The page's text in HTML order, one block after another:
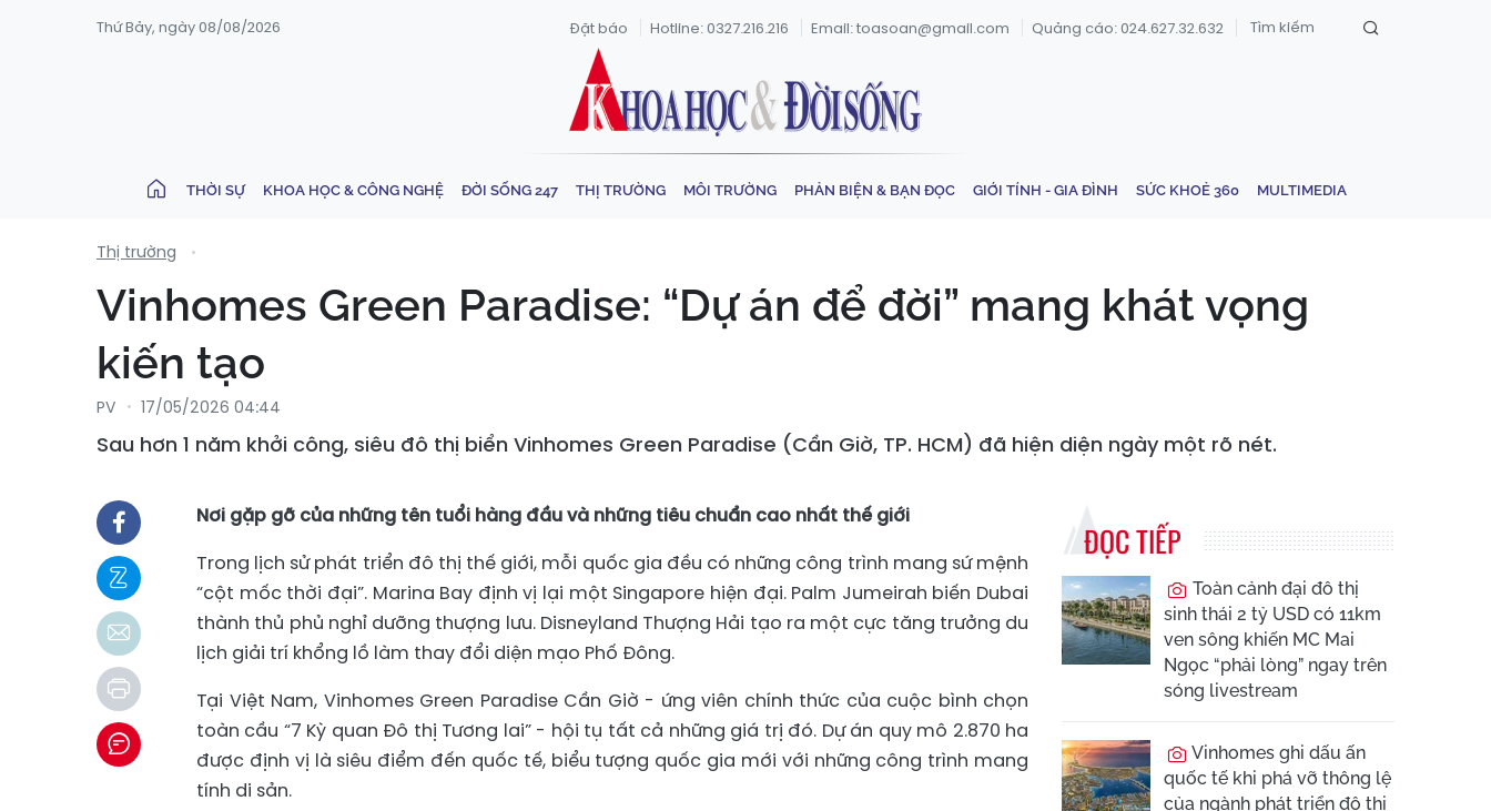
Thứ Bảy, ngày 08/08/2026 Đặt báo Hotline: 0327.216.216 Email: toasoan@gmail.com Quảng cáo: 024.627.32.632
THỜI SỰ KHOA HỌC & CÔNG NGHỆ ĐỜI SỐNG 247 THỊ TRƯỜNG MÔI TRƯỜNG PHẢN BIỆN & BẠN ĐỌC GIỚI TÍNH - GIA ĐÌNH SỨC KHOẺ 360 MULTIMEDIA
Thị trường
Vinhomes Green Paradise: “Dự án để đời” mang khát vọng
kiến tạo
PV 17/05/2026 04:44
Sau hơn 1 năm khởi công, siêu đô thị biển Vinhomes Green Paradise (Cần Giờ, TP. HCM) đã hiện diện ngày một rõ nét.
Nơi gặp gỡ của những tên tuổi hàng đầu và những tiêu chuẩn cao nhất thế giới
Trong lịch sử phát triển đô thị thế giới, mỗi quốc gia đều có những công trình mang sứ mệnh
“cột mốc thời đại”. Marina Bay định vị lại một Singapore hiện đại. Palm Jumeirah biến Dubai
thành thủ phủ nghỉ dưỡng thượng lưu. Disneyland Thượng Hải tạo ra một cực tăng trưởng du
lịch giải trí khổng lồ làm thay đổi diện mạo Phố Đông.
Tại Việt Nam, Vinhomes Green Paradise Cần Giờ - ứng viên chính thức của cuộc bình chọn
toàn cầu “7 Kỳ quan Đô thị Tương lai” - hội tụ tất cả những giá trị đó. Dự án quy mô 2.870 ha
được định vị là siêu điểm đến quốc tế, biểu tượng quốc gia mới với những công trình mang
tính di sản.
ĐỌC TIẾP
Toàn cảnh đại đô thị
sinh thái 2 tỷ USD có 11km
ven sông khiến MC Mai
Ngọc “phải lòng” ngay trên
sóng livestream
Vinhomes ghi dấu ấn
quốc tế khi phá vỡ thông lệ
của ngành phát triển đô thị